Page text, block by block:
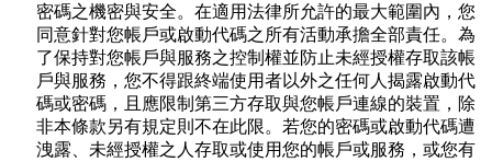
密碼之機密與安全。在適用法律所允許的最大範圍內，您
同意針對您帳戶或啟動代碼之所有活動承擔全部責任。為
了保持對您帳戶與服務之控制權並防止未經授權存取該帳
戶與服務，您不得跟終端使用者以外之任何人揭露啟動代
碼或密碼，且應限制第三方存取與您帳戶連線的裝置，除
非本條款另有規定則不在此限。若您的密碼或啟動代碼遭
洩露、未經授權之人存取或使用您的帳戶或服務，或您有